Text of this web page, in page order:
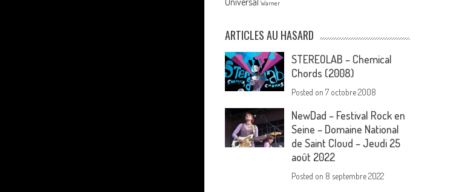
Warner
ARTICLES AU HASARD
STEREOLAB – Chemical
Chords (2008)
Posted on7 octobre 2008
NewDad – Festival Rock en
Seine – Domaine National
de Saint Cloud – Jeudi 25
août 2022
Posted on 8 septembre 2022